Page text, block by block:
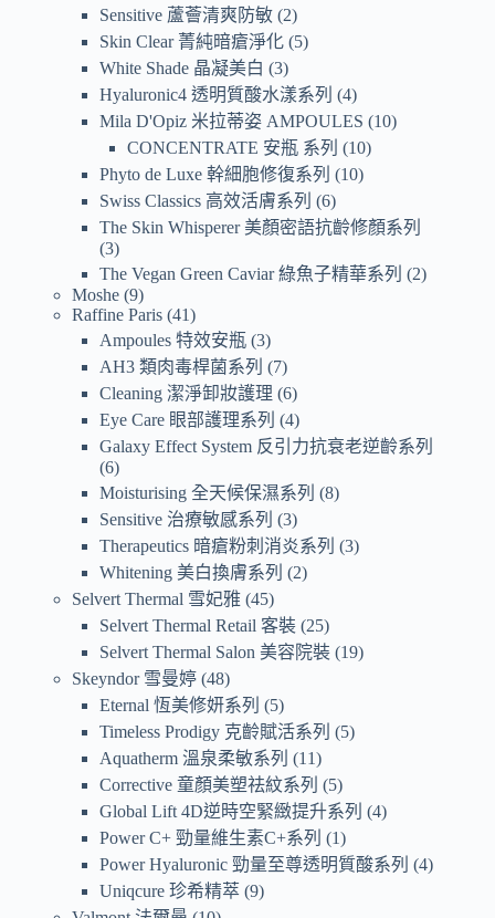
Sensitive 蘆薈清爽防敏 2
Skin Clear 菁純暗瘡淨化 5
White Shade 晶凝美白
3
Hyaluronic4 透明質酸水漾系列
4
Mila D'Opiz 米拉蒂姿 AMPOULES
10
CONCENTRATE 安瓶 系列
10
Phyto de Luxe 幹細胞修復系列
10
Swiss Classics 高效活膚系列
6
The Skin Whisperer 美顏密語抗齡修顏系列
3
The Vegan Green Caviar 綠魚子精華系列
2
Moshe 9
Raffine Paris 41
Ampoules 特效安瓶 3
AH3 類肉毒桿菌系列
7
Cleaning 潔淨卸妝護理 6
Eye Care 眼部護理系列
4
Galaxy Effect System 反引力抗衰老逆齡系列
6
Moisturising 全天候保濕系列
8
Sensitive 治療敏感系列
3
Therapeutics 暗瘡粉刺消炎系列
3
Whitening 美白換膚系列
2
Selvert Thermal 雪妃雅 45
Selvert Thermal Retail 客裝 25
Selvert Thermal Salon 美容院裝 19
Skeyndor 雪曼婷 48
Eternal 恆美修妍系列
5
Timeless Prodigy 克齡賦活系列
5
Aquatherm 溫泉柔敏系列
11
Corrective 童顏美塑祛紋系列
5
Global Lift 4D逆時空緊緻提升系列
4
Power C+ 勁量維生素C+系列
1
Power Hyaluronic 勁量至尊透明質酸系列
4
Uniqcure 珍希精萃 9